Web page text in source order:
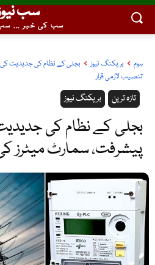
سب
سب کی خبر ...
ہوم بریکنگ نیوز
بجلی کے نظام کی جدیدیت
تنصیب لازمی قرار
بریکنگ نیوز تازہ ترین
بجلی کے نظام کی
پیشرفت، سمارٹ میٹرز